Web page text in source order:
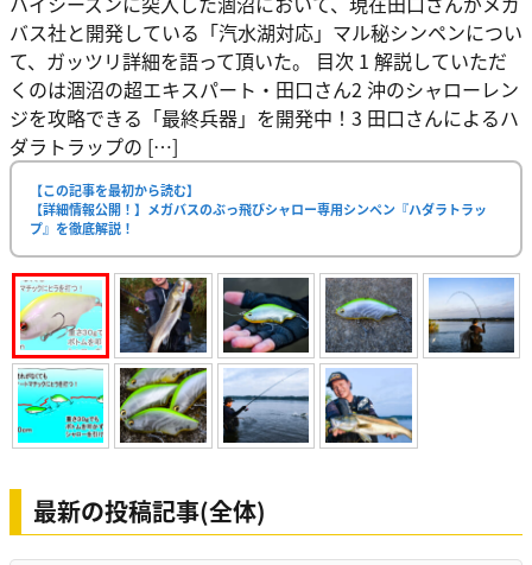
バス社と開発している「汽水湖対応」マル秘シンペンについ
て、ガッツリ詳細を語って頂いた。 目次 1 解説していただ
くのは涸沼の超エキスパート・田口さん2 沖のシャローレン
ジを攻略できる「最終兵器」を開発中！3 田口さんによるハ
ダラトラップの […]
【この記事を最初から読む】
【詳細情報公開！】メガバスのぶっ飛びシャロー専用シンペン『ハダラトラッ
プ』を徹底解説！
最新の投稿記事(全体)